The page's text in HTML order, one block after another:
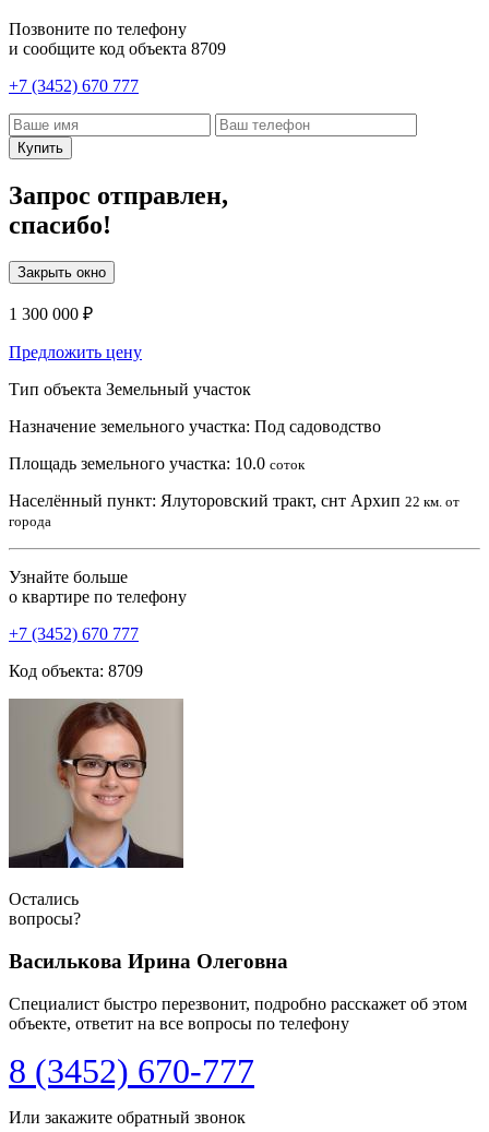
Позвоните по телефону
и сообщите код объекта 8709
+7 (3452) 670 777
Купить
Запрос отправлен,
спасибо!
Закрыть окно
1 300 000 ₽
Предложить цену
Тип объекта Земельный участок
Назначение земельного участка: Под садоводство
Площадь земельного участка: 10.0 соток
Населённый пункт: Ялуторовский тракт, снт Архип 22 км. от
города
Узнайте больше
о квартире по телефону
+7 (3452) 670 777
Код объекта: 8709
Остались
вопросы?
Василькова Ирина Олеговна
Специалист быстро перезвонит, подробно расскажет об этом
объекте, ответит на все вопросы по телефону
8 (3452) 670-777
Или закажите обратный звонок